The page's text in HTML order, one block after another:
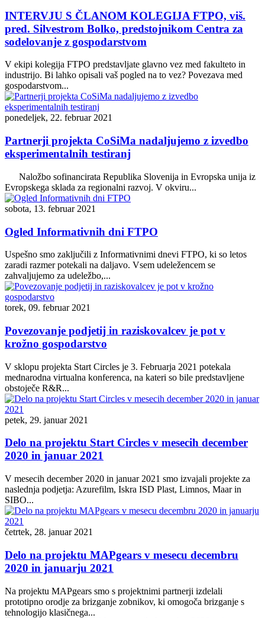
INTERVJU S ČLANOM KOLEGIJA FTPO, viš.
pred. Silvestrom Bolko, predstojnikom Centra za
sodelovanje z gospodarstvom
V ekipi kolegija FTPO predstavljate glavno vez med fakulteto in
industrijo. Bi lahko opisali vaš pogled na to vez? Povezava med
gospodarstvom...
ponedeljek, 22. februar 2021
Partnerji projekta CoSiMa nadaljujemo z izvedbo
eksperimentalnih testiranj
Naložbo sofinancirata Republika Slovenija in Evropska unija iz
Evropskega sklada za regionalni razvoj. V okviru...
sobota, 13. februar 2021
Ogled Informativnih dni FTPO
Uspešno smo zaključili z Informativnimi dnevi FTPO, ki so letos
zaradi razmer potekali na daljavo. Vsem udeležencem se
zahvaljujemo za udeležbo,...
torek, 09. februar 2021
Povezovanje podjetij in raziskovalcev je pot v
krožno gospodarstvo
V sklopu projekta Start Circles je 3. Februarja 2021 potekala
mednarodna virtualna konferenca, na kateri so bile predstavljene
obstoječe R&R...
petek, 29. januar 2021
Delo na projektu Start Circles v mesecih december
2020 in januar 2021
V mesecih december 2020 in januar 2021 smo izvajali projekte za
naslednja podjetja: Azurefilm, Iskra ISD Plast, Limnos, Maar in
SIBO...
četrtek, 28. januar 2021
Delo na projektu MAPgears v mesecu decembru
2020 in januarju 2021
Na projektu MAPgears smo s projektnimi partnerji izdelali
prototipno orodje za brizganje zobnikov, ki omogoča brizganje s
tehnologijo klasičnega...